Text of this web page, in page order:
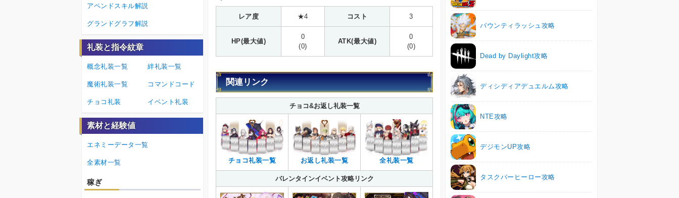
レア度 ★4 コスト 3
HP(最大値)
0
(0)
ATK(最大値)
0
(0)
関連リンク
チョコ&お返し礼装一覧
チョコ礼装一覧 お返し礼装一覧 全礼装一覧
バレンタインイベント攻略リンク
バウンティラッシュ攻略
Dead by Daylight攻略
ディシディアデュエルム攻略
NTE攻略
デジモンUP攻略
タスクバーヒーロー攻略
アペンドスキル解説
グランドグラフ解説
礼装と指令紋章
概念礼装一覧 絆礼装一覧
魔術礼装一覧 コマンドコード
チョコ礼装 イベント礼装
素材と経験値
エネミーデータ一覧
全素材一覧
稼ぎ